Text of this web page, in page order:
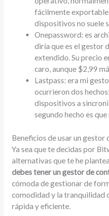
fácilmente
dispositivos no suele
Onepassword: es
diría que es el gestor
extendido. Su precio
caro, aunque $2,99
Lastpass: era mi
ocurrieron dos
dispositivos a
segundo hecho es
Beneficios de usar un gestor
Ya sea que te decidas por
alternativas que te he
debes tener un gestor de
cómoda de gestionar de
comodidad y la tranquilidad
rápida y eficiente.